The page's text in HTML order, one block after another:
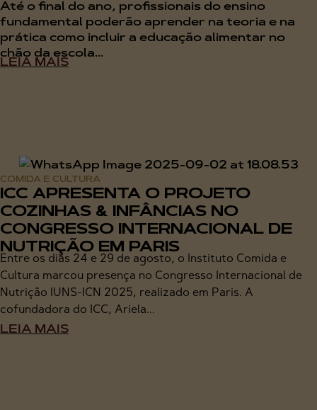
Até o final do ano, profissionais do ensino
fundamental poderão aprender na teoria e na
prática como incluir a educação alimentar no
chão da escola...
LEIA MAIS
COMIDA E CULTURA
ICC APRESENTA O PROJETO
COZINHAS & INFÂNCIAS NO
CONGRESSO INTERNACIONAL DE
NUTRIÇÃO EM PARIS
Entre os dias 24 e 29 de agosto, o Instituto Comida e
Cultura marcou presença no Congresso Internacional de
Nutrição IUNS-ICN 2025, realizado em Paris. A
cofundadora do ICC, Ariela...
LEIA MAIS